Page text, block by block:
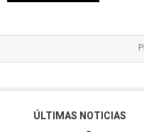
ÚLTIMAS NOTICIAS